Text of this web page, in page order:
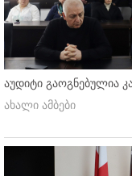
აუდიტი გაოგნებულია
ახალი ამბები